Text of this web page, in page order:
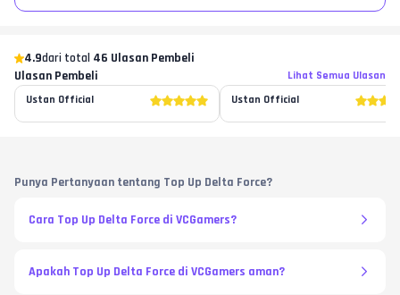
4.9dari total 46 Ulasan Pembeli
Ulasan Pembeli
Lihat Semua Ulasan
Ustan Official
Ustan Official
Punya Pertanyaan tentang Top Up Delta Force?
Cara Top Up Delta Force di VCGamers?
Apakah Top Up Delta Force di VCGamers aman?